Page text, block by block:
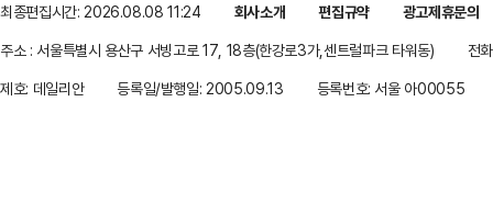
최종편집시간: 2026.08.08 11:24 회사소개 편집규약
광고제휴문의
주소 : 서울특별시 용산구 서빙고로 17, 18층(한강로3가,센트럴파크 타워동)
전
제호: 데일리안
등록일/발행일: 2005.09.13 등록번호: 서울 아00055